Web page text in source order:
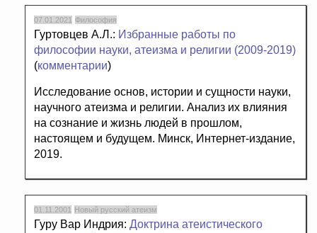
07.01.2021 Философия
Гуртовцев А.Л.: Избранные работы по
философии науки, атеизма и религии (2009-2019)
(комментарии)
Исследование основ, истории и сущности науки,
научного атеизма и религии. Анализ их влияния
на сознание и жизнь людей в прошлом,
настоящем и будущем. Минск, Интернет-издание,
2019.
01.11.2001 Новый русский атеизм
Гуру Вар Индрия: Доктрина атеистического